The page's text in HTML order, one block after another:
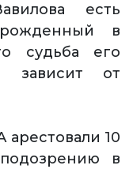
есть
в
судьба его
зависит от
10
в